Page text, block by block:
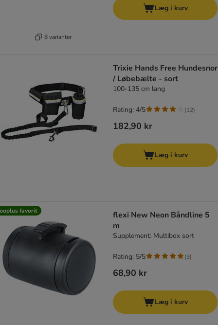
8 varianter
Læg i kurv
Trixie Hands Free Hundesnor
/ Løbebælte - sort
100-135 cm lang
182,90 kr
Rating: 4/5 (12)
Læg i kurv
favorit
flexi New Neon Båndline 5
m
Supplement: Multibox sort
68,90 kr
Rating: 5/5 (3)
Læg i kurv